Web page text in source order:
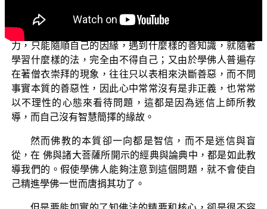
力，只能隨順自己的因緣，遇到什麼樣的善知識，就隨著
學習什麼樣的法，完全由不得自己；又由於學佛人普遍存
在著僧衣崇拜的現象，往往只以表相來決斷善惡，而不問
事實本質的善惡性，因此心中常常沒有是非正義，也常常
以不理性的心態來看待問題，這都是因為迷信上師所教
導，而自己沒有智慧簡擇的緣故。
然而佛教的本質卻一向都是智信，而不是迷信與盲
從，在 佛與諸大菩薩所開示的經典與論典中，都是如此教
導我們的。假使學佛人能夠注意到這個問題，就不會使自
己精進學佛一世而唐捐其功了。